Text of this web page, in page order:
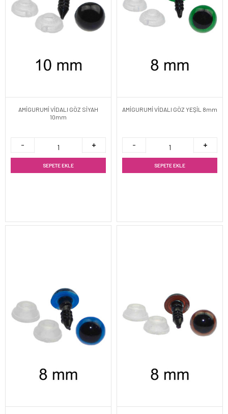
AMİGURUMİ VİDALI GÖZ SİYAH
10mm
SEPETE EKLE
AMİGURUMİ VİDALI GÖZ YEŞİL 8mm
SEPETE EKLE